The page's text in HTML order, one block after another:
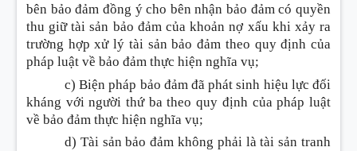
bên bảo đảm đồng ý cho bên nhận bảo đảm có quyền
thu giữ tài sản bảo đảm của khoản nợ xấu khi xảy ra
trường hợp xử lý tài sản bảo đảm theo quy định của
pháp luật về bảo đảm thực hiện nghĩa vụ;
c) Biện pháp bảo đảm đã phát sinh hiệu lực đối
kháng với người thứ ba theo quy định của pháp luật
về bảo đảm thực hiện nghĩa vụ;
d) Tài sản bảo đảm không phải là tài sản tranh